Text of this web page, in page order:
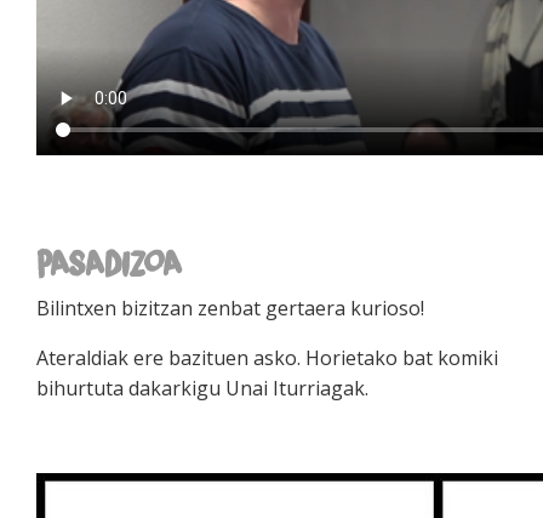
PASADIZOA
Bilintxen bizitzan zenbat gertaera kurioso!
Ateraldiak ere bazituen asko. Horietako bat komiki
bihurtuta dakarkigu Unai Iturriagak.